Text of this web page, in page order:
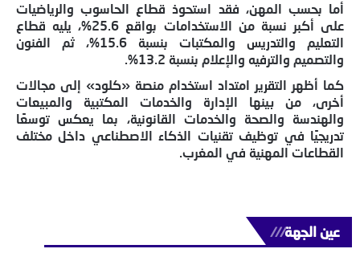
أما بحسب المهن، فقد استحوذ قطاع الحاسوب والرياضيات
على أكبر نسبة من الاستخدامات بواقع 25.6%، يليه قطاع
التعليم والتدريس والمكتبات بنسبة 15.6%، ثم الفنون
والتصميم والترفيه والإعلام بنسبة 13.2%.
كما أظهر التقرير امتداد استخدام منصة «كلود» إلى مجالات
أخرى، من بينها الإدارة والخدمات المكتبية والمبيعات
والهندسة والصحة والخدمات القانونية، بما يعكس توسعًا
تدريجيًا في توظيف تقنيات الذكاء الاصطناعي داخل مختلف
القطاعات المهنية في المغرب.
عين الجهة///